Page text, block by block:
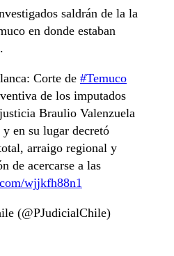
saldrán de la la
en donde estaban
Corte de #Temuco
de los imputados
Braulio Valenzuela
en su lugar decretó
arraigo regional y
de acercarse a las
wjjkfh88n1
(@PJudicialChile)